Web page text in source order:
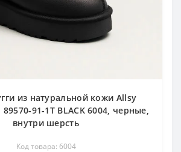
из натуральной кожи Allsy
89570-91-1T BLACK 6004, черные,
внутри шерсть
Код товара: 6004